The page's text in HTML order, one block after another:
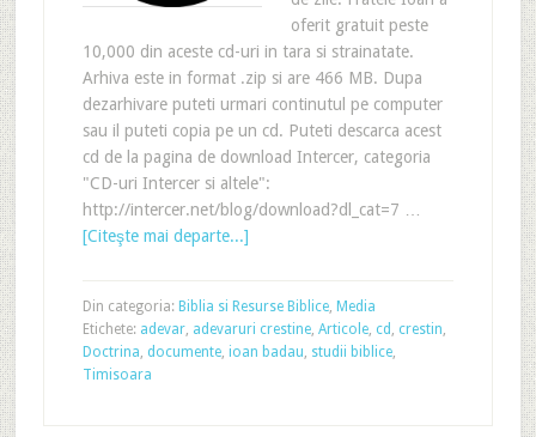
oferit gratuit peste
10,000 din aceste cd-uri in tara si strainatate.
Arhiva este in format .zip si are 466 MB. Dupa
dezarhivare puteti urmari continutul pe computer
sau il puteti copia pe un cd. Puteti descarca acest
cd de la pagina de download Intercer, categoria
"CD-uri Intercer si altele":
http://intercer.net/blog/download?dl_cat=7 …
[Citeşte mai departe...]
Din categoria: Biblia si Resurse Biblice, Media
Etichete: adevar, adevaruri crestine, Articole, cd , crestin,
Doctrina, documente, ioan badau, studii biblice,
Timisoara